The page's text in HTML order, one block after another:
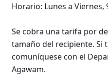
Horario: Lunes a Viernes,
Se cobra una tarifa por
tamaño del recipiente. Si
comuníquese con el
Agawam.